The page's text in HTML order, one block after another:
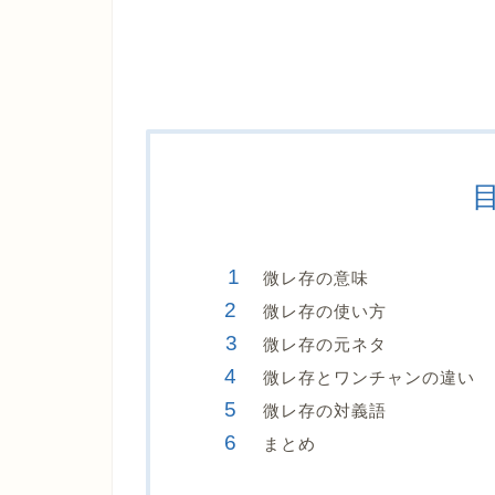
微レ存の意味
微レ存の使い方
微レ存の元ネタ
微レ存とワンチャンの違い
微レ存の対義語
まとめ